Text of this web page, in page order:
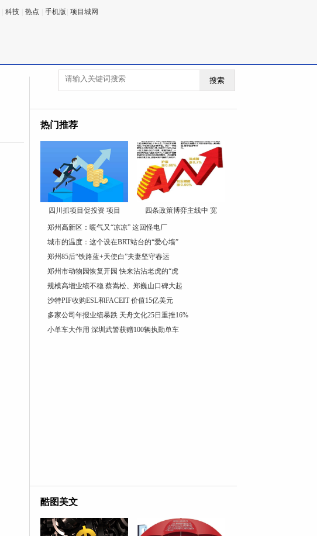
科技 热点 手机版 项目城网
搜索
热门推荐
四川抓项目促投资 项目 四条政策博弈主线中 宽
郑州高新区：暖气又“凉凉” 这回怪电厂
城市的温度：这个设在BRT站台的“爱心墙”
郑州85后“铁路蓝+天使白”夫妻坚守春运
郑州市动物园恢复开园 快来沾沾老虎的“虎
规模高增业绩不稳 蔡嵩松、郑巍山口碑大起
沙特PIF收购ESL和FACEIT 价值15亿美元
多家公司年报业绩暴跌 天舟文化25日重挫16%
小单车大作用 深圳武警获赠100辆执勤单车
酷图美文